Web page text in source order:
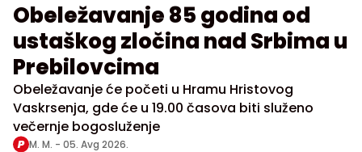
Obeležavanje 85 godina od
ustaškog zločina nad Srbima u
Prebilovcima
Obeležavanje će početi u Hramu Hristovog
Vaskrsenja, gde će u 19.00 časova biti služeno
večernje bogosluženje
M. M. - 05. Avg 2026.